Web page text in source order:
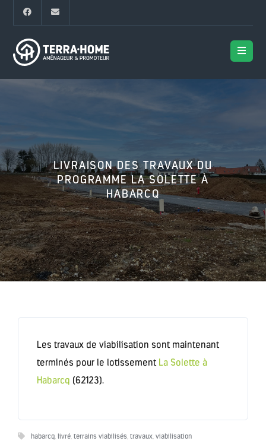
LIVRAISON DES TRAVAUX DU
PROGRAMME LA SOLETTE À
HABARCQ
Les travaux de viabilisation sont maintenant
terminés pour le lotissement La Solette à
Habarcq (62123).
habarcq, livré, terrains viabilisés, travaux, viabilisation